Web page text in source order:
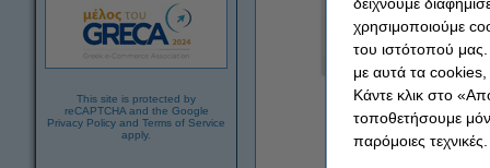
This site is protected by
reCAPTCHA and the Google
Privacy Policy and Terms of Service
apply.
χρησιμοποιούμε
του ιστότοπού
με αυτά τα cookies,
Κάντε κλικ στο
τοποθετήσουμε
παρόμοιες τεχνικές.